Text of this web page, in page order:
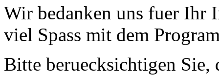
Wir bedanken uns fuer Ihr
viel Spass mit dem
Bitte beruecksichtigen Sie,